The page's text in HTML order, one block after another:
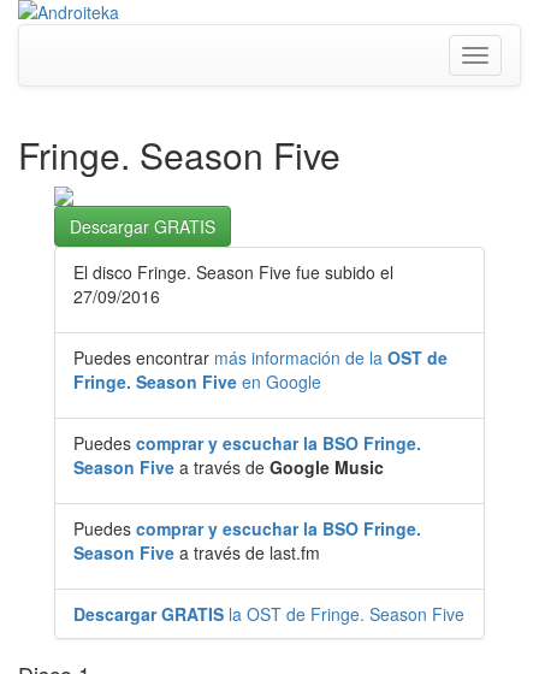
Toggle
Fringe. Season Five
Descargar GRATIS
El disco Fringe. Season Five fue subido el
27/09/2016
Puedes encontrar más información de la OST de
Fringe. Season Five en Google
Puedes comprar y escuchar la BSO Fringe.
Season Five a través de Google Music
Puedes comprar y escuchar la BSO Fringe.
Season Five a través de last.fm
Descargar GRATIS la OST de Fringe. Season Five